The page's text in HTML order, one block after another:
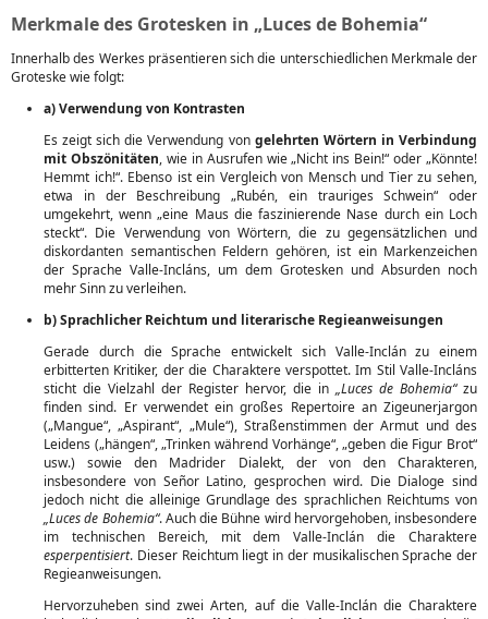
Merkmale des Grotesken in „Luces de Bohemia“
Innerhalb des Werkes präsentieren sich die unterschiedlichen Merkmale der
Groteske wie folgt:
a) Verwendung von Kontrasten
Es zeigt sich die Verwendung von gelehrten Wörtern in Verbindung
mit Obszönitäten, wie in Ausrufen wie „Nicht ins Bein!“ oder „Könnte!
Hemmt ich!“. Ebenso ist ein Vergleich von Mensch und Tier zu sehen,
etwa in der Beschreibung „Rubén, ein trauriges Schwein“ oder
umgekehrt, wenn „eine Maus die faszinierende Nase durch ein Loch
steckt“. Die Verwendung von Wörtern, die zu gegensätzlichen und
diskordanten semantischen Feldern gehören, ist ein Markenzeichen
der Sprache Valle-Incláns, um dem Grotesken und Absurden noch
mehr Sinn zu verleihen.
b) Sprachlicher Reichtum und literarische Regieanweisungen
Gerade durch die Sprache entwickelt sich Valle-Inclán zu einem
erbitterten Kritiker, der die Charaktere verspottet. Im Stil Valle-Incláns
sticht die Vielzahl der Register hervor, die in „Luces de Bohemia“zu
finden sind. Er verwendet ein großes Repertoire an Zigeunerjargon
(„Mangue“, „Aspirant“, „Mule“), Straßenstimmen der Armut und des
Leidens („hängen“, „Trinken während Vorhänge“, „geben die Figur Brot“
usw.) sowie den Madrider Dialekt, der von den Charakteren,
insbesondere von Señor Latino, gesprochen wird. Die Dialoge sind
jedoch nicht die alleinige Grundlage des sprachlichen Reichtums von
„Luces de Bohemia“. Auch die Bühne wird hervorgehoben, insbesondere
im technischen Bereich, mit dem Valle-Inclán die Charaktere
esperpentisiert. Dieser Reichtum liegt in der musikalischen Sprache der
Regieanweisungen.
Hervorzuheben sind zwei Arten, auf die Valle-Inclán die Charaktere